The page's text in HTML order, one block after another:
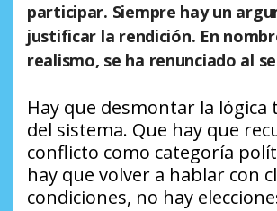
participar. Siempre hay un
justificar la rendición. En
realismo, se ha renunciado al
Hay que desmontar la lógica
del sistema. Que hay que
conflicto como categoría
hay que volver a hablar con
condiciones, no hay